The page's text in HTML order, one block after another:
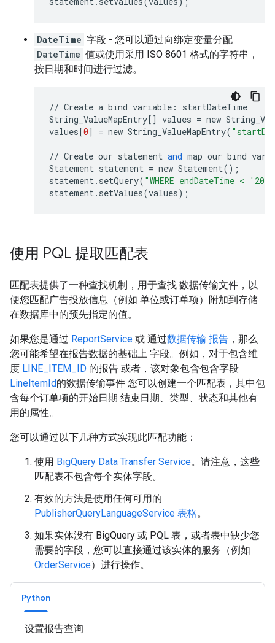
DateTime 字段 - 您可以通过向绑定变量分配
DateTime 值或使用采用 ISO 8601 格式的字符串，
按日期和时间进行过滤。
// Create a bind variable :
startDateTime
String_ValueMapEntry[] values = new
values[0] = new String_ValueMapEntry(
// Create our statement and map our bind
Statement statement = new Statement();
statement. setQuery( "WHERE endDateTime <
statement. setValues(values);
使用 PQL 提取匹配表
匹配表提供了一种查找机制，用于查找 数据传输文件，以
便您匹配广告投放信息（例如 单位或订单项）附加到存储
在数据库中的预先指定的值。
如果您是通过 ReportService 或 通过数据传输 报告 ，那么
您可能希望在报告数据的基础上 字段。例如，对于包含维
度 LINE_ITEM_ID 的报告 或者，该对象包含包含字段
LineItemId的数据传输事件 您可以创建一个匹配表，其中包
含每个订单项的开始日期 结束日期、类型、状态和其他有
用的属性。
您可以通过以下几种方式实现此匹配功能：
使用 BigQuery Data Transfer Service。请注意，这些
匹配表不包含每个实体字段。
有效的方法是使用任何可用的
PublisherQueryLanguageService 表格。
如果实体没有 BigQuery 或 PQL 表，或者表中缺少您
需要的字段，您可以直接通过该实体的服务（例如
OrderService）进行操作。
Python
设置报告查询